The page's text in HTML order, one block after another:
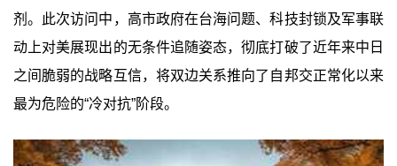
剂。此次访问中，高市政府在台海问题、科技封锁及军事联
动上对美展现出的无条件追随姿态，彻底打破了近年来中日
之间脆弱的战略互信，将双边关系推向了自邦交正常化以来
最为危险的“冷对抗”阶段。